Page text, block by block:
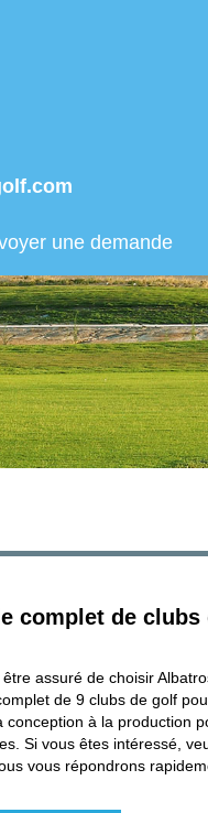
une demande
complet de
assuré de choisir
de 9 clubs de golf
conception à la production
Si vous êtes intéressé,
vous répondrons